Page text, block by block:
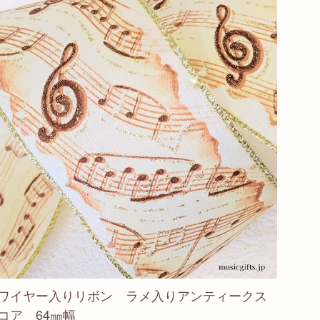
イヤー入りリボン ラメ入りアンティークス
ア 64㎜幅